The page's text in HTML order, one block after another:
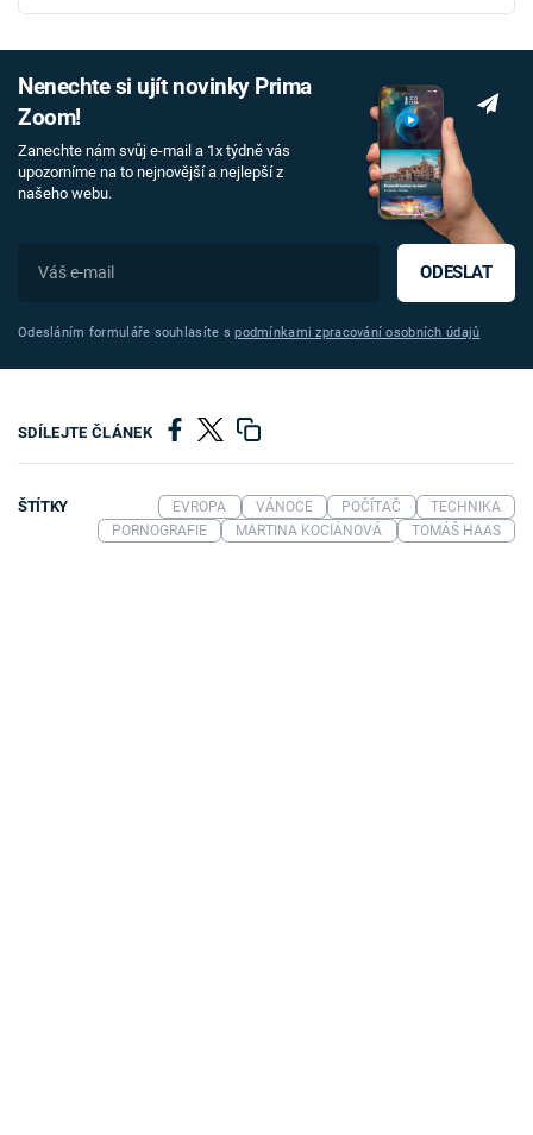
Nenechte si ujít novinky Prima
Zoom!
Zanechte nám svůj e-mail a 1x týdně vás
upozorníme na to nejnovější a nejlepší z
našeho webu.
ODESLAT
Odesláním formuláře souhlasíte spodmínkami zpracování osobních údajů
SDÍLEJTE ČLÁNEK
ŠTÍTKY EVROPA VÁNOCE POČÍTAČ
TECHNIKA
PORNOGRAFIE
MARTINA KOCIÁNOVÁ TOMÁŠ HAAS